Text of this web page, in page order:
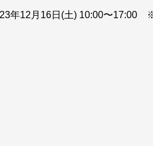
年12月16日(土) 10:00〜17:00